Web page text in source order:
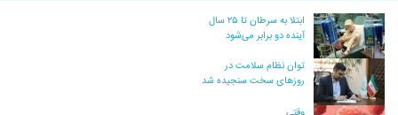
ابتلا به سرطان تا ۲۵ سال
آینده دو برابر می‌شود
توان نظام سلامت در
روزهای سخت سنجیده شد